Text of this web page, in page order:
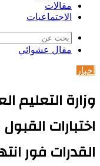
مقالات
الاجتماعيات
مقال عشوائي
أخبار
وزارة التعليم
اختبارات
القدرات فور